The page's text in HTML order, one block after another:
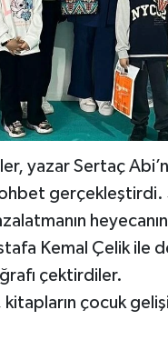
yazar Sertaç
gerçekleştirdi.
Kemal Çelik ile
çektirdiler.
kitapların çocuk